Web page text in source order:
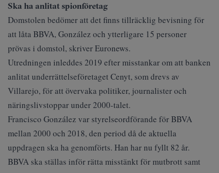
Ska ha anlitat spionföretag
Domstolen bedömer att det finns tillräcklig bevisning för
att låta BBVA, González och ytterligare 15 personer
prövas i domstol, skriverEuronews.
Utredningen inleddes 2019 efter misstankar om att banken
anlitat underrättelseföretaget Cenyt, som drevs av
Villarejo, för att övervaka politiker, journalister och
näringslivstoppar under 2000-talet.
Francisco González var styrelseordförande för BBVA
mellan 2000 och 2018, den period då de aktuella
uppdragen ska ha genomförts. Han har nu fyllt 82 år.
BBVA ska ställas inför rätta misstänkt för mutbrott samt